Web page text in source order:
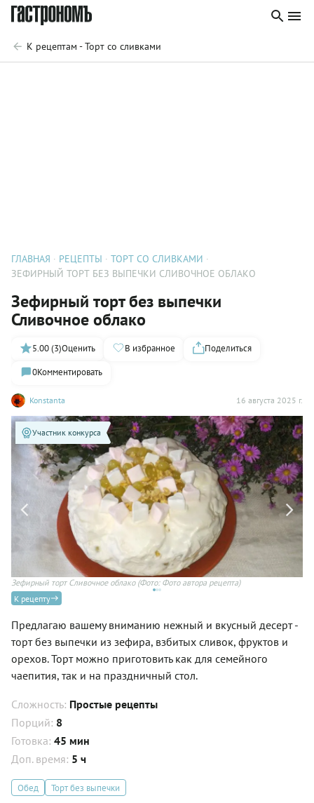
К рецептам - Торт со сливками
ГЛАВНАЯ РЕЦЕПТЫ
ТОРТ СО СЛИВКАМИ
ЗЕФИРНЫЙ ТОРТ БЕЗ ВЫПЕЧКИ СЛИВОЧНОЕ ОБЛАКО
Зефирный торт без выпечки
Сливочное облако
Konstanta 16 августа 2025 г.
5.00 (3)Оценить В избранное
Поделиться
0Комментировать
Участник конкурса
Зефирный торт Сливочное облако(Фото: Фото автора рецепта)
К рецепту
Предлагаю вашему вниманию нежный и вкусный десерт -
торт без выпечки из зефира, взбитых сливок, фруктов и
орехов. Торт можно приготовить как для семейного
чаепития, так и на праздничный стол.
Сложность: Простые рецепты
Порций: 8
Готовка: 45 мин
Доп. время: 5 ч
Обед Торт без выпечки